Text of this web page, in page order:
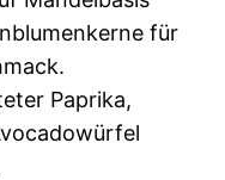
für
Paprika,